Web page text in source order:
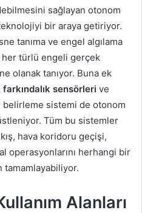
sağlayan otonom
bir araya getiriyor.
tanıma ve engel algılama
her türlü engeli gerçek
olanak tanıyor. Buna ek
sensörleri ve
sistemi de otonom
Tüm bu sistemler
hava koridoru geçişi,
operasyonlarını herhangi bir
tamamlayabiliyor.
Alanları